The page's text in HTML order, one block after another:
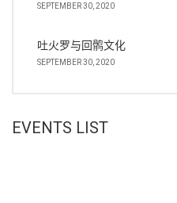
SEPTEMBER 30, 2020
吐火罗与回鹘文化
SEPTEMBER 30, 2020
EVENTS LIST